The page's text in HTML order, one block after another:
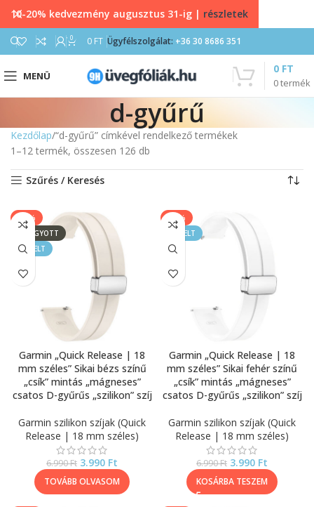
0 0 FT Ügyfélszolgálat: +36 30 8686 351
MENÜ
0termék
0 FT
d-gyűrű
Kezdőlap “d-gyűrű” címkével rendelkező termékek
1–12 termék, összesen 126 db
Szűrés / Keresés
-43%
ELFOGYOTT
KIEMELT
Garmin „Quick Release | 18
mm széles” Sikai bézs színű
„csík” mintás „mágneses”
csatos D-gyűrűs „szilikon” szíj
Garmin szilikon szíjak (Quick
Release | 18 mm széles)
6.990Ft 3.990 Ft
TOVÁBB OLVASOM
-43%
KIEMELT
Garmin „Quick Release | 18
mm széles” Sikai fehér színű
„csík” mintás „mágneses”
csatos D-gyűrűs „szilikon” szíj
Garmin szilikon szíjak (Quick
Release | 18 mm széles)
6.990Ft 3.990 Ft
KOSÁRBA TESZEM
10-20% kedvezmény augusztus 31-ig | részletek